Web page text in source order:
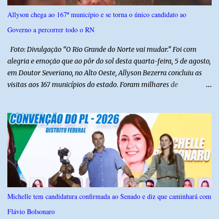
para defender interesses empresariais com a administração
pública. Segundo a Polícia Federal, a atuação dele contou com a
ajuda de Luchsinger e se concentrou no Ministério da Saúde e no
Allyson chega ao 167º município e se torna o único candidato ao
Governo a percorrer todo o RN
Foto: Divulgação “O Rio Grande do Norte vai mudar.” Foi com
alegria e emoção que ao pôr do sol desta quarta-feira, 5 de agosto,
em Doutor Severiano, no Alto Oeste, Allyson Bezerra concluiu as
visitas aos 167 municípios do estado. Foram milhares de
Governador Allyson Bezerra concluiu as agendas do 167 Razões RN
após visitar todas as cidades potiguares, dos pequenos municípios
aos maiores centros do estado. A caminhada começou em 29 de
março pelo município de Touros, Marco Zero da BR-101 e foi
concluída nesta quarta-feira depois de 129 dias entre a primeira e
a última visita. Os registros estão sendo publicados no perfil do
Instagram @167RazoesRN Ao longo do percurso, Allyson conheceu
de perto as potencialidades, as belezas, a cultura e a força do povo,
mas também ouviu os dramas e as necessidades enfrentadas pelas
Michelle tem candidatura confirmada ao Senado e diz que caminhará com
Flávio Bolsonaro